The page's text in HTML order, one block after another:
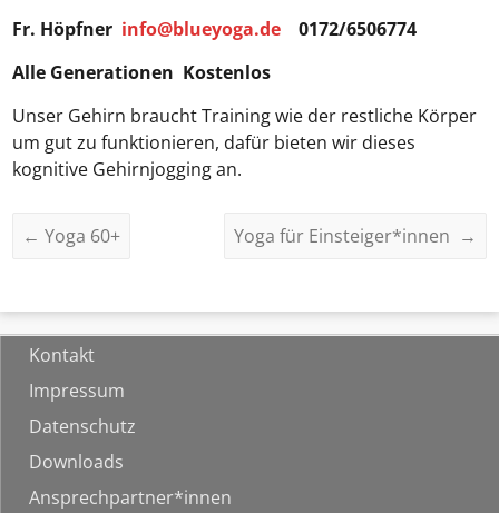
Fr. Höpfner info@blueyoga.de 0172/6506774
Alle Generationen Kostenlos
Unser Gehirn braucht Training wie der restliche Körper
um gut zu funktionieren, dafür bieten wir dieses
kognitive Gehirnjogging an.
← Yoga 60+ Yoga für Einsteiger*innen →
Kontakt
Impressum
Datenschutz
Downloads
Ansprechpartner*innen